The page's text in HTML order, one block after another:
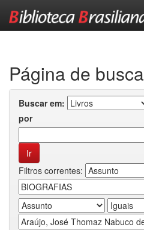
Página de busca
Buscar em:
por
Filtros correntes: